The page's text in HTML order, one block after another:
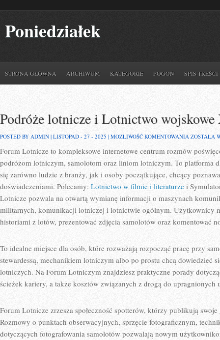
Poniedziałek
STRONA GŁÓWNA ARCHIWUM KATEGORIE POGOŃ SPIS TREŚCI
Podróże lotnicze i Lotnictwo
POSTED BY ADMIN | LISTOPAD - 27 - 2025 | MOŻLIWOŚĆ KOMENTOWANIA PODRÓŻE
I
WOJSKOWE
XXI
WIEKU
ZOSTAŁA
Forum Lotnicze to kompleksowe internetowe centrum rozmów
podróżom lotniczym, samolotom oraz liniom lotniczym. To platforma
się zarówno ludzie z branży, jak i osoby początkujące, chcący
doświadczeniami. Polecamy: Lotnictwo w filmie i literaturze i
Lotnicze pozwala na otwartą wymianę informacji o maszynach
militarnych, komunikacji lotniczej i lotnictwie ogólnym. Użytkownicy
historiami z lotów, prezentować zdjęcia samolotów oraz komentować
To idealne miejsce dla osób, które rozważają rozpocząć pracę przy
stewardessą, mechanikiem lotniczym albo po prostu chcą dowiedzieć
lotniczych. Na Forum Lotniczym znajdziesz praktyczne porady
ścieżek kariery, a także kosztów związanych z drogą do upragnionych
Forum Lotnicze zrzesza społeczność spotterów, którzy publikują
Rozmowy o punktach obserwacyjnych, sprzęcie fotograficznym,
dotyczących fotografowania samolotów pozwalają nowym